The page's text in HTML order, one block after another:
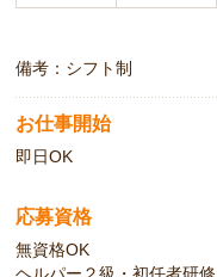
備考：シフト制
お仕事開始
即日OK
応募資格
無資格OK
ヘルパー２級・初任者研修